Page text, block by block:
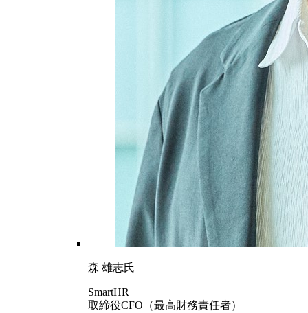
森 雄志氏
SmartHR
取締役CFO（最高財務責任者）